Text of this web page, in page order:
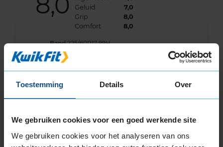
Toestemming Details Over
We gebruiken cookies voor een goed werkende site
We gebruiken cookies voor het analyseren van ons
Geluid
7,0
Grip
8,0
Comfort
8,0
Band 225/60R17 99H
Datum beoordeling
Type rijder
Auto KIA Sportage 2.0 CVVT SUV 4-cil. B 163pk
8,0 Algemeen
Geluid
8,0